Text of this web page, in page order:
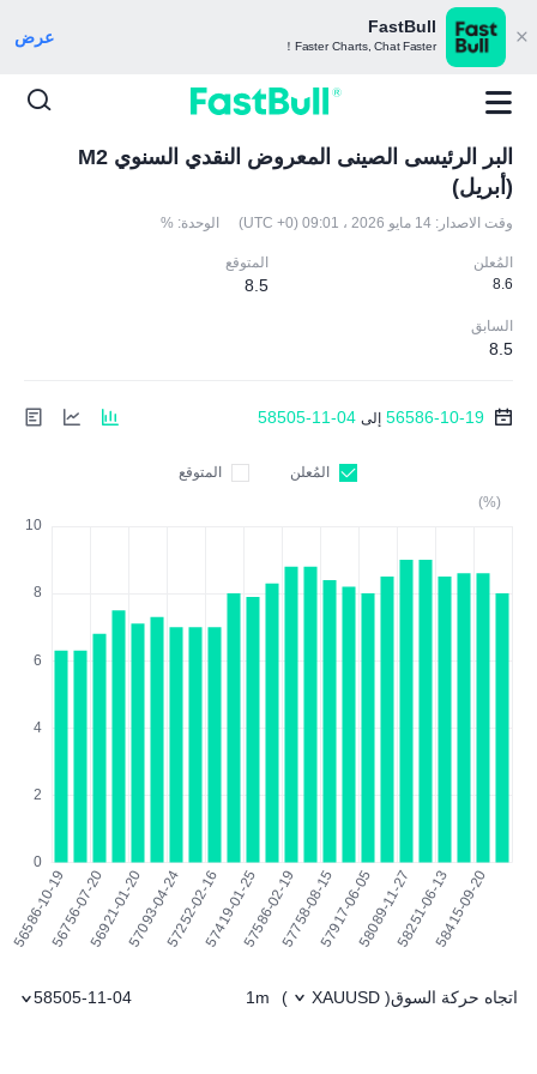
FastBull
Faster Charts, Chat Faster！ عرض
البر الرئيسى الصينى المعروض النقدي السنوي M2
(أبريل)
وقت الاصدار: 14 مايو 2026 ، 09:01 (UTC +0) الوحدة: %
المُعلن
8.6
المتوقع
8.5
السابق
8.5
56586-10-19 إلى 58505-11-04
المُعلن
المتوقع
(%)
اتجاه حركة السوق(
XAUUSD
)
1m
58505-11-04